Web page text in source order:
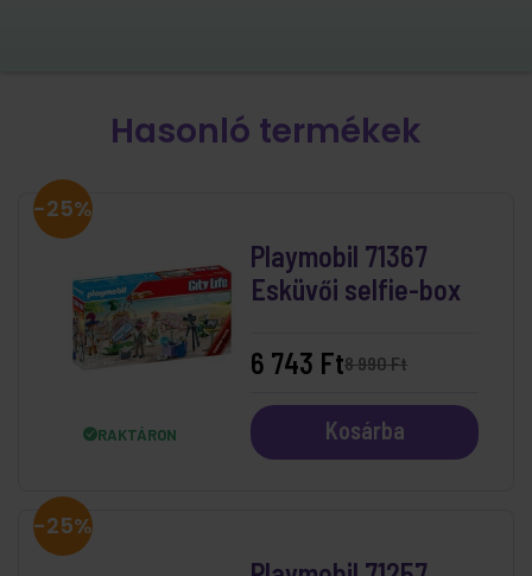
Hasonló termékek
-25%
RAKTÁRON
Playmobil 71367
Esküvői selfie-box
8 990 Ft
6 743 Ft
Kosárba
-25%